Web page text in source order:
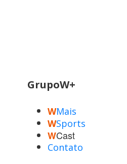
GrupoW+
WMais
WSports
WCast
Contato